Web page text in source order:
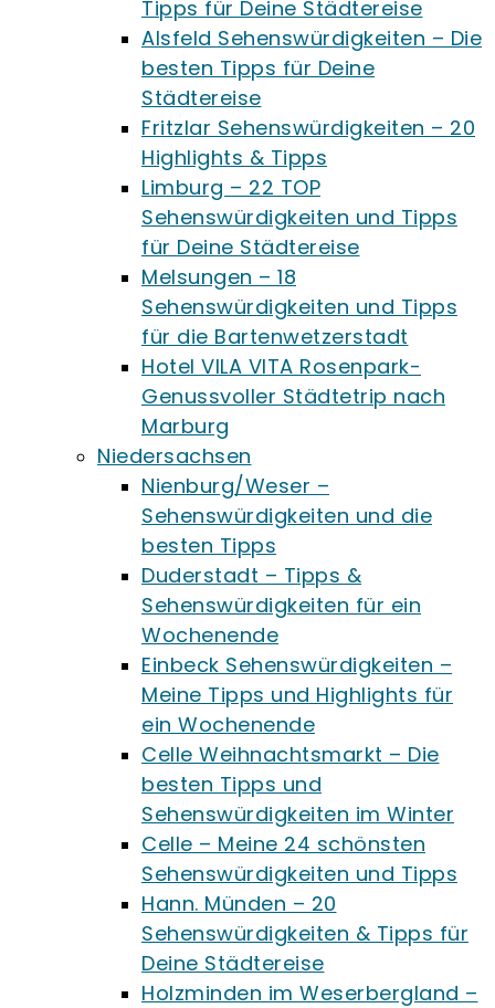
Tipps für Deine Städtereise
Alsfeld Sehenswürdigkeiten – Die
besten Tipps für Deine
Städtereise
Fritzlar Sehenswürdigkeiten – 20
Highlights & Tipps
Limburg – 22 TOP
Sehenswürdigkeiten und Tipps
für Deine Städtereise
Melsungen – 18
Sehenswürdigkeiten und Tipps
für die Bartenwetzerstadt
Hotel VILA VITA Rosenpark-
Genussvoller Städtetrip nach
Marburg
Niedersachsen
Nienburg/Weser –
Sehenswürdigkeiten und die
besten Tipps
Duderstadt – Tipps &
Sehenswürdigkeiten für ein
Wochenende
Einbeck Sehenswürdigkeiten –
Meine Tipps und Highlights für
ein Wochenende
Celle Weihnachtsmarkt – Die
besten Tipps und
Sehenswürdigkeiten im Winter
Celle – Meine 24 schönsten
Sehenswürdigkeiten und Tipps
Hann. Münden – 20
Sehenswürdigkeiten & Tipps für
Deine Städtereise
Holzminden im Weserbergland –